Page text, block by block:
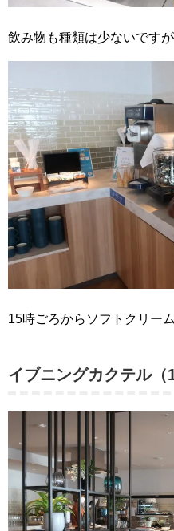
飲み物も種類は少ないですが
15時ごろからソフトクリー
イブニングカクテル（